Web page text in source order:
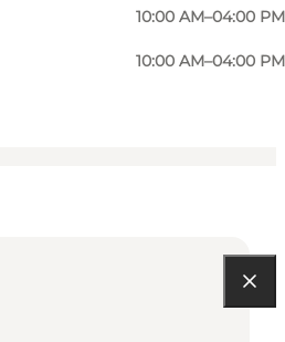
10:00 AM–04:00 PM
10:00 AM–04:00 PM